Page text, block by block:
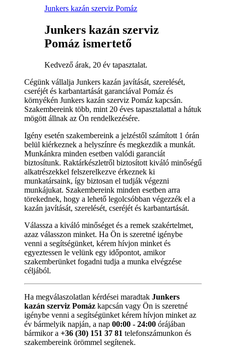
Junkers kazán szerviz Pomáz
Junkers kazán szerviz
Pomáz ismertető
Kedvező árak, 20 év tapasztalat.
Cégünk vállalja Junkers kazán javítását, szerelését,
cseréjét és karbantartását garanciával Pomáz és
környékén Junkers kazán szerviz Pomáz kapcsán.
Szakembereink több, mint 20 éves tapasztalattal a hátuk
mögött állnak az Ön rendelkezésére.
Igény esetén szakembereink a jelzéstől számított 1 órán
belül kiérkeznek a helyszínre és megkezdik a munkát.
Munkánkra minden esetben valódi garanciát
biztosítunk. Raktárkészletről biztosított kiváló minőségű
alkatrészekkel felszerelkezve érkeznek ki
munkatársaink, így biztosan el tudják végezni
munkájukat. Szakembereink minden esetben arra
törekednek, hogy a lehető legolcsóbban végezzék el a
kazán javítását, szerelését, cseréjét és karbantartását.
Válassza a kiváló minőséget és a remek szakértelmet,
azaz válasszon minket. Ha Ön is szeretné igénybe
venni a segítségünket, kérem hívjon minket és
egyeztessen le velünk egy időpontot, amikor
szakemberünket fogadni tudja a munka elvégzése
céljából.
Ha megválaszolatlan kérdései maradtak Junkers
kazán szerviz Pomáz kapcsán vagy Ön is szeretné
igénybe venni a segítségünket kérem hívjon minket az
év bármelyik napján, a nap 00:00 - 24:00 órájában
bármikor a +36 (30) 151 37 81 telefonszámunkon és
szakembereink örömmel segítenek.